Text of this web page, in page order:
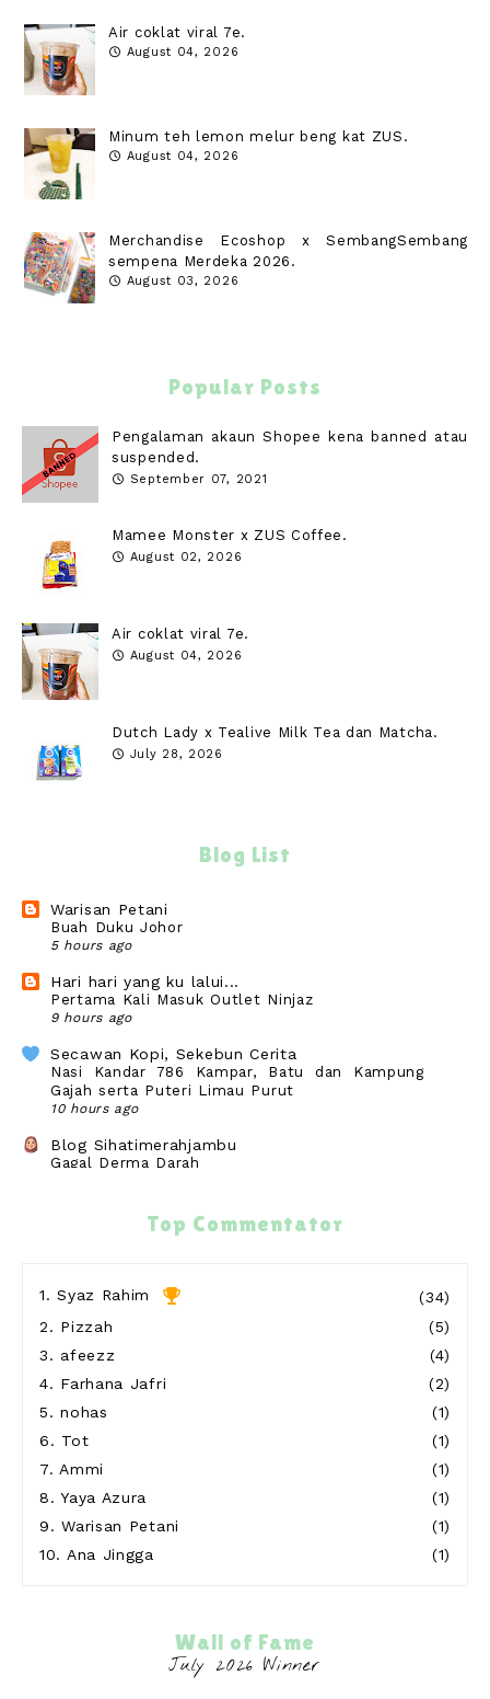
Air coklat viral 7e.
August 04, 2026
Minum teh lemon melur beng kat ZUS.
August 04, 2026
Merchandise Ecoshop x SembangSembang
sempena Merdeka 2026.
August 03, 2026
Popular Posts
Pengalaman akaun Shopee kena banned atau
suspended.
September 07, 2021
Mamee Monster x ZUS Coffee.
August 02, 2026
Air coklat viral 7e.
August 04, 2026
Dutch Lady x Tealive Milk Tea dan Matcha.
July 28, 2026
Blog List
Warisan Petani
Buah Duku Johor
5 hours ago
Hari hari yang ku lalui...
Pertama Kali Masuk Outlet Ninjaz
9 hours ago
Secawan Kopi, Sekebun Cerita
Nasi Kandar 786 Kampar, Batu dan Kampung
Gajah serta Puteri Limau Purut
10 hours ago
Blog Sihatimerahjambu
Gagal Derma Darah
wife to @ jalan rebung
Nampaknya Wafi Sudah Beralih Kasih
Top Commentator
1.Syaz Rahim
(34)
2. Pizzah
(5)
3. afeezz
(4)
4. Farhana Jafri
(2)
5.nohas
(1)
6. Tot
(1)
7. Ammi
(1)
8.Yaya Azura
(1)
9.Warisan Petani
(1)
10. Ana Jingga (1)
Wall of Fame